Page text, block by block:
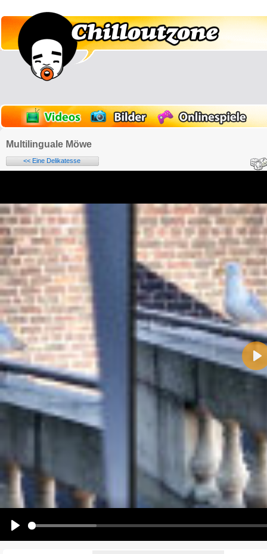
Multilinguale Möwe
<< Eine Delikatesse
E-Mail-Adresse (optional):
Alle HTML-Tags außer <br>, <strike> und <i> werden aus Deinem Kommentar entfernt.
URLs werden automatisch umgewandelt. Bitte verwende "www." oder "http://" in URLs
Ich möchte eine E-Mail, wenn auf dieser Seite weitere Kommentare erscheinen.